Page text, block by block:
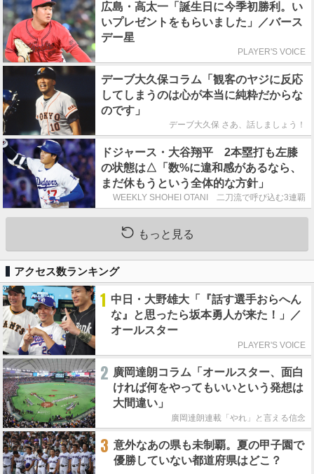
広島・高太一「誕生日に今季初勝利。い
いプレゼントをもらいました」／バース
デー星
PLAYER'S VOICE
デーブ大久保コラム「観客のヤジに反応
してしまうのは心が本当に純粋だからな
のです」
デーブ大久保 さあ、話しましょう！
ドジャース・大谷翔平 2本塁打も左膝
の状態は△「数%に違和感があるなら、
まだ休もうという全体的な方針」
WEEKLY SHOHEI OTANI 二刀流で呼び込む3連覇
もっと見る
アクセス数ランキング
1 中日・大野雄大「『話す選手おらへん
な』と思ったら坂本勇人が来た！」／
オールスター
PLAYER'S VOICE
2 廣岡達朗コラム「オールスター、面白
ければ何をやってもいいという発想は
大間違い」
廣岡達朗連載「やれ」と言える信念
3 意外なあの県も未制覇。夏の甲子園で
優勝していない都道府県はどこ？